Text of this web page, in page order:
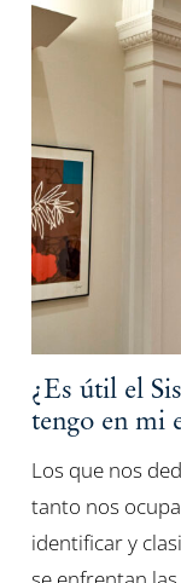
¿Es útil el
tengo en mi
Los que nos
tanto nos
identificar y